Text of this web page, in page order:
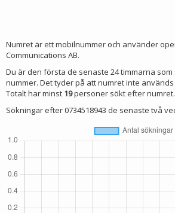
Numret är ett mobilnummer och använder
Communications AB.
Du är den första de senaste 24 timmarna
nummer. Det tyder på att numret inte
Totalt har minst 19personer sökt efter numret.
Sökningar efter 0734518943 de senaste två